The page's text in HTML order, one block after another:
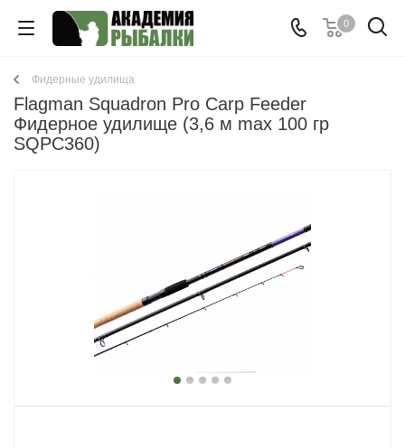
0
Фидерные удилища
Flagman Squadron Pro Carp Feeder
Фидерное удилище (3,6 м max 100 гр
SQPC360)